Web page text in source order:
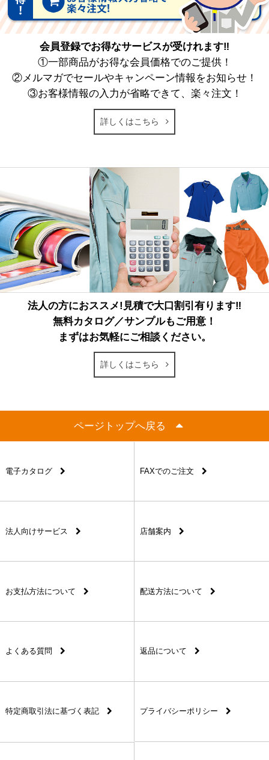
会員登録でお得なサービスが受けれます‼
①一部商品がお得な会員価格でのご提供！
②メルマガでセールやキャンペーン情報をお知らせ！
③お客様情報の入力が省略できて、楽々注文！
詳しくはこちら
法人の方におススメ!見積で大口割引有ります‼
無料カタログ／サンプルもご用意！
まずはお気軽にご相談ください。
詳しくはこちら
ページトップへ戻る
電子カタログ FAXでのご注文
法人向けサービス 店舗案内
お支払方法について 配送方法について
よくある質問 返品について
特定商取引法に基づく表記 プライバシーポリシー